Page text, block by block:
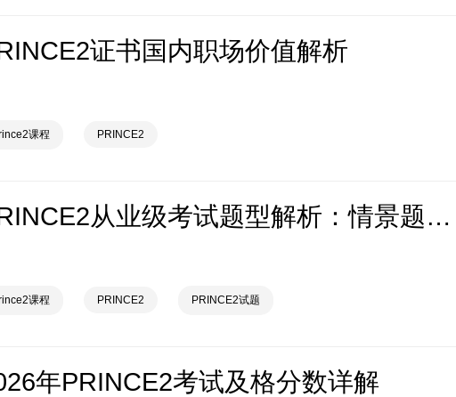
证书国内职场价值解析
课程 PRINCE2
PRINCE2从业级考试题型解析：情景题如何考察项目管理实战能力
课程 PRINCE2 PRINCE2试题
年PRINCE2考试及格分数详解